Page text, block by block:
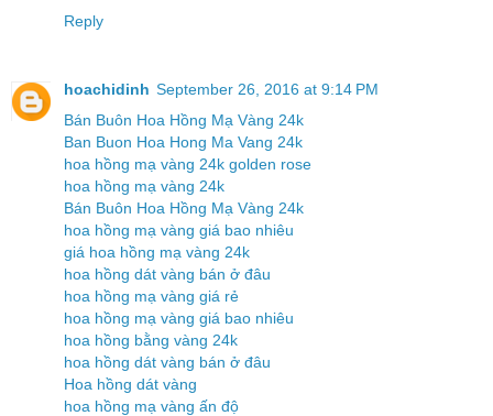
Reply
hoachidinh September 26, 2016 at 9:14 PM
Bán Buôn Hoa Hồng Mạ Vàng 24k
Ban Buon Hoa Hong Ma Vang 24k
hoa hồng mạ vàng 24k golden rose
hoa hồng mạ vàng 24k
Bán Buôn Hoa Hồng Mạ Vàng 24k
hoa hồng mạ vàng giá bao nhiêu
giá hoa hồng mạ vàng 24k
hoa hồng dát vàng bán ở đâu
hoa hồng mạ vàng giá rẻ
hoa hồng mạ vàng giá bao nhiêu
hoa hồng bằng vàng 24k
hoa hồng dát vàng bán ở đâu
Hoa hồng dát vàng
hoa hồng mạ vàng ấn độ